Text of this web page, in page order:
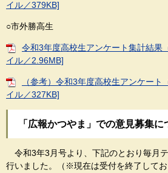
イル／379KB]
○市外勝高生
令和3年度高校生アンケート集計結果
イル／2.96MB]
（参考）令和3年度高校生アンケート
イル／327KB]
「広報かつやま」での意見募集に
令和3年3月号より、下記のとおり毎月
行いました。（※現在は受付を終了してお